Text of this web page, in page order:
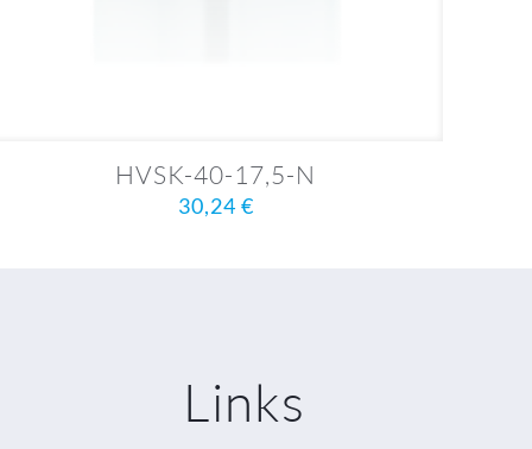
HVSK-40-17,5-N
30,24 €
Links